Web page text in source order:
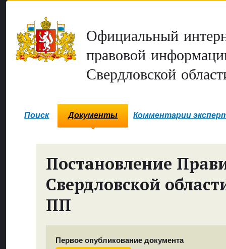
Официальный
правовой
Свердловской
Поиск Документы Комментарии
Постановление
Свердловской
ПП
Первое опубликование документа